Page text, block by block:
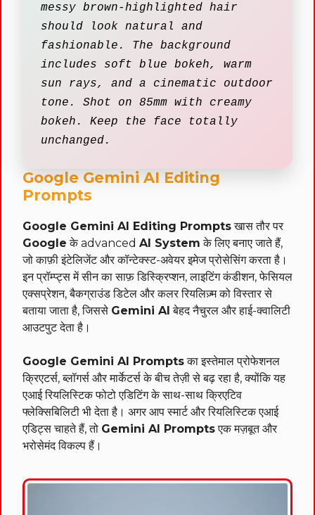
messy brown-highlighted hair
should look natural and
fashionable. The background
includes soft blue bokeh, warm
sun rays, and a cinematic outdoor
tone. Shot on 85mm with creamy
bokeh. Keep the face totally
unchanged.
Google Gemini AI Editing
Prompts
Google Gemini AI Editing Promptsखास तौर पर
Google के advanced AI System के लिए बनाए जाते हैं,
जो काफ़ी इंटेलिजेंट और कॉन्टेक्स्ट-अवेयर इमेज प्रोसेसिंग करता है।
इन प्रॉम्प्ट्स में सीन का साफ़ डिस्क्रिप्शन, लाइटिंग कंडीशन, फेसियल
एक्सप्रेशन, बैकग्राउंड डिटेल और कलर रियलिज़्म को विस्तार से
बताया जाता है, जिससे Gemini AI बेहद नैचुरल और हाई-क्वालिटी
आउटपुट देता है।
Google Gemini AI Promptsका इस्तेमाल प्रोफेशनल
क्रिएटर्स, ब्लॉगर्स और मार्केटर्स के बीच तेज़ी से बढ़ रहा है, क्योंकि यह
एआई रियलिस्टिक फोटो एडिटिंग के साथ-साथ क्रिएटिव
फ्लेक्सिबिलिटी भी देता है। अगर आप स्मार्ट और रियलिस्टिक एआई
एडिट्स चाहते हैं, तो Gemini AI Promptsएक मज़बूत और
भरोसेमंद विकल्प हैं।